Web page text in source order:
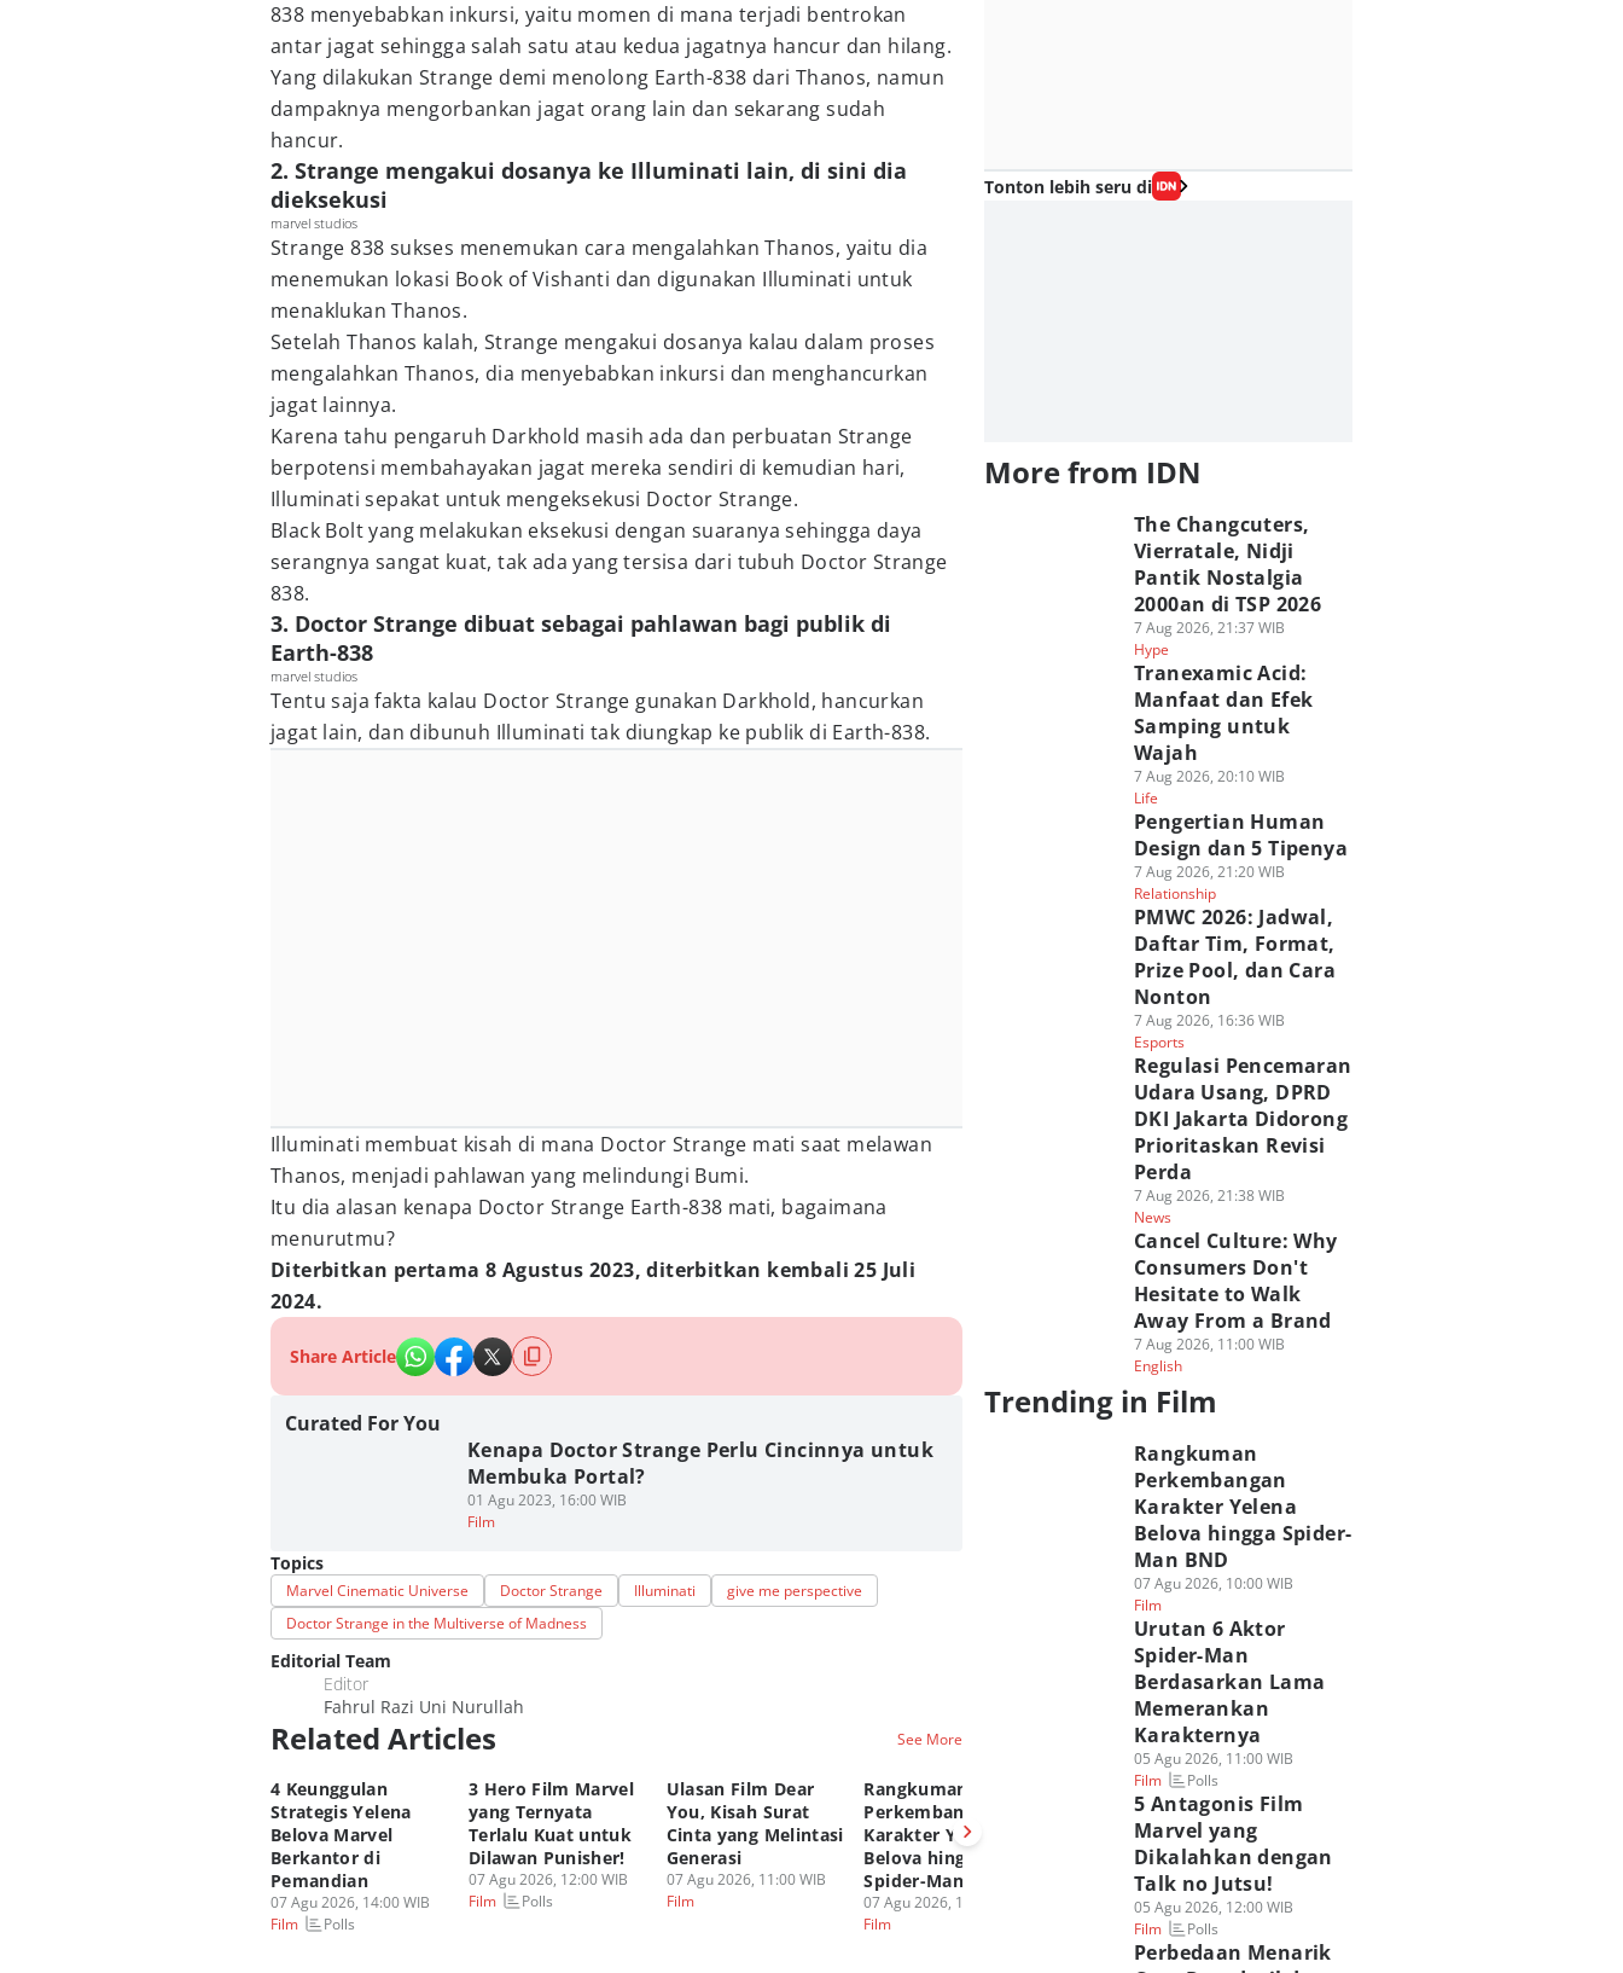
838 menyebabkan inkursi, yaitu momen di mana terjadi bentrokan
antar jagat sehingga salah satu atau kedua jagatnya hancur dan hilang.
Yang dilakukan Strange demi menolong Earth-838 dari Thanos, namun
dampaknya mengorbankan jagat orang lain dan sekarang sudah
hancur.
2. Strange mengakui dosanya ke Illuminati lain, di sini dia
dieksekusi
marvel studios
Strange 838 sukses menemukan cara mengalahkan Thanos, yaitu dia
menemukan lokasi Book of Vishanti dan digunakan Illuminati untuk
menaklukan Thanos.
Setelah Thanos kalah, Strange mengakui dosanya kalau dalam proses
mengalahkan Thanos, dia menyebabkan inkursi dan menghancurkan
jagat lainnya.
Karena tahu pengaruh Darkhold masih ada dan perbuatan Strange
berpotensi membahayakan jagat mereka sendiri di kemudian hari,
Illuminati sepakat untuk mengeksekusi Doctor Strange.
Black Bolt yang melakukan eksekusi dengan suaranya sehingga daya
serangnya sangat kuat, tak ada yang tersisa dari tubuh Doctor Strange
838.
3. Doctor Strange dibuat sebagai pahlawan bagi publik di
Earth-838
marvel studios
Tentu saja fakta kalau Doctor Strange gunakan Darkhold, hancurkan
jagat lain, dan dibunuh Illuminati tak diungkap ke publik di Earth-838.
Illuminati membuat kisah di mana Doctor Strange mati saat melawan
Thanos, menjadi pahlawan yang melindungi Bumi.
Itu dia alasan kenapa Doctor Strange Earth-838 mati, bagaimana
menurutmu?
Diterbitkan pertama 8 Agustus 2023, diterbitkan kembali 25 Juli
2024.
Share Article
Curated For You
Kenapa Doctor Strange Perlu Cincinnya untuk
Membuka Portal?
01 Agu 2023, 16:00 WIB
Film
Topics
Marvel Cinematic Universe Doctor Strange Illuminati
give me perspective
Doctor Strange in the Multiverse of Madness
Editorial Team
Editor
Fahrul Razi Uni Nurullah
Related Articles See More
4 Keunggulan
Strategis Yelena
Belova Marvel
Berkantor di
Pemandian
07 Agu 2026, 14:00 WIB
Film
Polls
3 Hero Film Marvel
yang Ternyata
Terlalu Kuat untuk
Dilawan Punisher!
07 Agu 2026, 12:00 WIB
Film
Polls
Ulasan Film Dear
You, Kisah Surat
Cinta yang Melintasi
Generasi
07 Agu 2026, 11:00 WIB
Film
Rangkuman
Perkembangan
Karakter Yelena
Belova hingga
Spider-Man BND
07 Agu 2026, 10:00 WIB
Film
Tahukah Kamu?
Tahun Lahir Bibi
May MCU Sama
dengan Aktrisnya!
06 Agu 2026, 20:02 WIB
Polls
Mulai Ingat Peter
Man Brand New
Day?
06 Agu 2026, 17:00 WIB
Tonton lebih seru di
More from IDN
The Changcuters,
Vierratale, Nidji
Pantik Nostalgia
2000an di TSP 2026
7 Aug 2026, 21:37 WIB
Hype
Tranexamic Acid:
Manfaat dan Efek
Samping untuk
Wajah
7 Aug 2026, 20:10 WIB
Life
Pengertian Human
Design dan 5 Tipenya
7 Aug 2026, 21:20 WIB
Relationship
PMWC 2026: Jadwal,
Daftar Tim, Format,
Prize Pool, dan Cara
Nonton
7 Aug 2026, 16:36 WIB
Esports
Regulasi Pencemaran
Udara Usang, DPRD
DKI Jakarta Didorong
Prioritaskan Revisi
Perda
7 Aug 2026, 21:38 WIB
News
Cancel Culture: Why
Consumers Don't
Hesitate to Walk
Away From a Brand
7 Aug 2026, 11:00 WIB
English
Trending in Film
Rangkuman
Perkembangan
Karakter Yelena
Belova hingga Spider-
Man BND
07 Agu 2026, 10:00 WIB
Film
Urutan 6 Aktor
Spider-Man
Berdasarkan Lama
Memerankan
Karakternya
05 Agu 2026, 11:00 WIB
Film
Polls
5 Antagonis Film
Marvel yang
Dikalahkan dengan
Talk no Jutsu!
05 Agu 2026, 12:00 WIB
Film
Polls
Perbedaan Menarik